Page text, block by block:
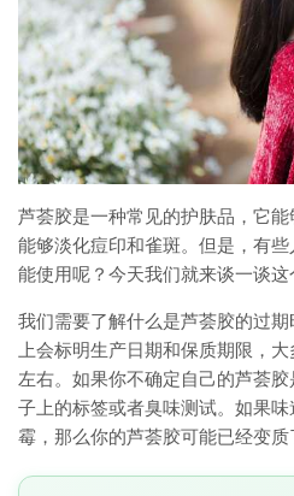
芦荟胶是一种常见的护肤品，它
能够淡化痘印和雀斑。但是，有
能使用呢？今天我们就来谈一谈这
我们需要了解什么是芦荟胶的过
上会标明生产日期和保质期限，
左右。如果你不确定自己的芦荟
子上的标签或者臭味测试。如果
霉，那么你的芦荟胶可能已经变质